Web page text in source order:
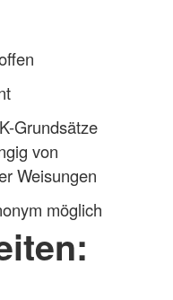
Grundsätze
von
Weisungen
möglich